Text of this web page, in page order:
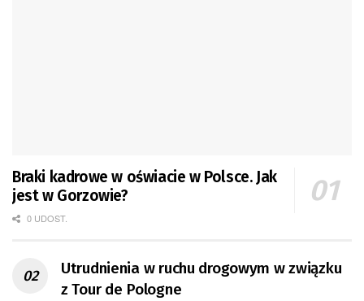
Braki kadrowe w oświacie w Polsce. Jak
jest w Gorzowie?
0 UDOST.
Utrudnienia w ruchu drogowym w związku
z Tour de Pologne